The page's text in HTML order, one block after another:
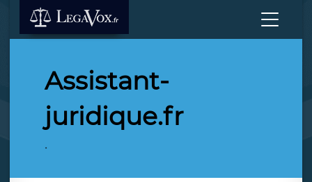
Assistant-
juridique.fr
.